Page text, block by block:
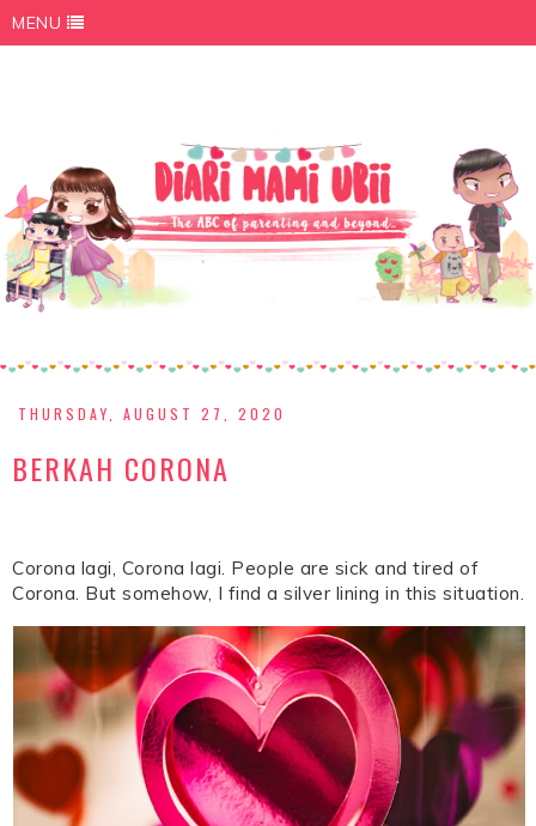
MENU
THURSDAY, AUGUST 27, 2020
BERKAH CORONA
Corona lagi, Corona lagi. People are sick and tired of
Corona. But somehow, I find a silver lining in this situation.